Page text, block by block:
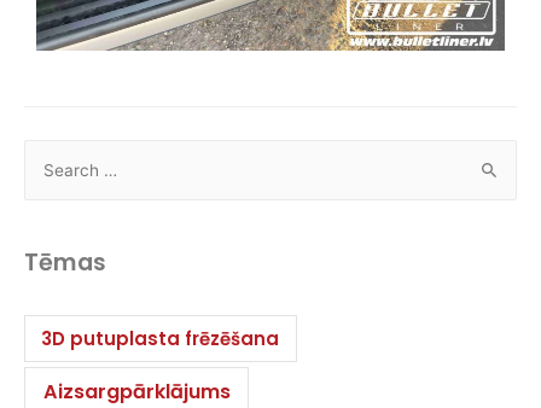
Tēmas
3D putuplasta frēzēšana
Aizsargpārklājums